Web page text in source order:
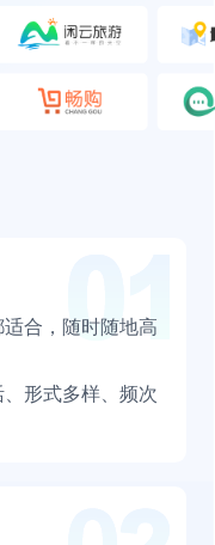
合，随时随地高
形式多样、频次